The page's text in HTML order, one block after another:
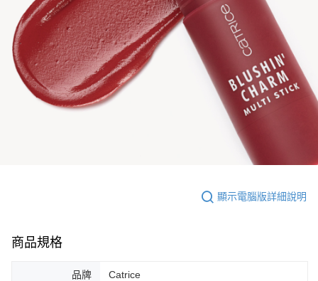
顯示電腦版詳細說明
商品規格
品牌 Catrice